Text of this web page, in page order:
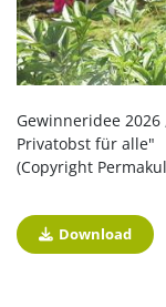
Gewinneridee
Privatobst für alle"
(Copyright
Download